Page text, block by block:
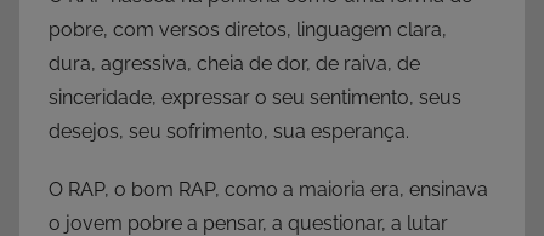
pobre, com versos diretos, linguagem clara,
dura, agressiva, cheia de dor, de raiva, de
sinceridade, expressar o seu sentimento, seus
desejos, seu sofrimento, sua esperança.
O RAP, o bom RAP, como a maioria era, ensinava
o jovem pobre a pensar, a questionar, a lutar